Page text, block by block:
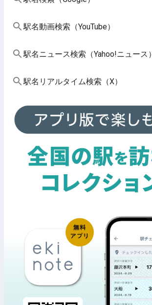
駅名動画検索（YouTube）
駅名ニュース検索（Yahoo!ニュース）
駅名リアルタイム検索（X）